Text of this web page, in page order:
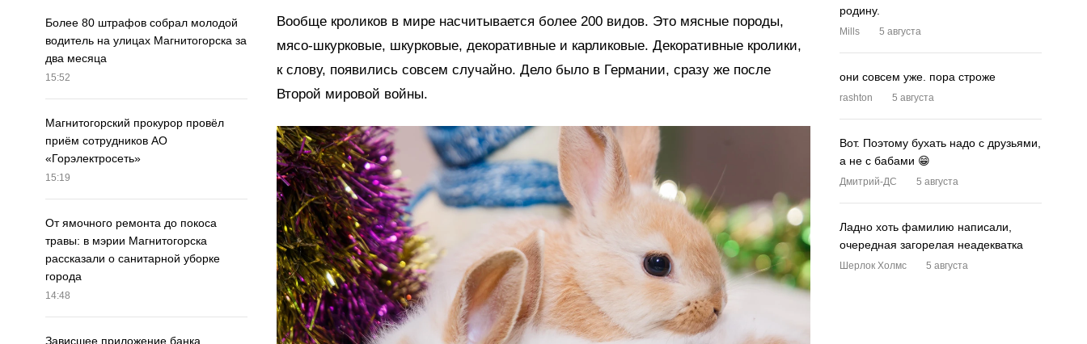
Более 80 штрафов собрал молодой
водитель на улицах Магнитогорска за
два месяца
15:52
Магнитогорский прокурор провёл
приём сотрудников АО
«Горэлектросеть»
15:19
От ямочного ремонта до покоса
травы: в мэрии Магнитогорска
рассказали о санитарной уборке
города
14:48
Зависшее приложение банка
Вообще кроликов в мире насчитывается более 200 видов. Это мясные породы,
мясо-шкурковые, шкурковые, декоративные и карликовые. Декоративные кролики,
к слову, появились совсем случайно. Дело было в Германии, сразу же после
Второй мировой войны.
родину.
Mills 5 августа
они совсем уже. пора строже
rashton 5 августа
Вот. Поэтому бухать надо с друзьями,
а не с бабами 😁
Дмитрий-ДС 5 августа
Ладно хоть фамилию написали,
очередная загорелая неадекватка
Шерлок Холмс 5 августа